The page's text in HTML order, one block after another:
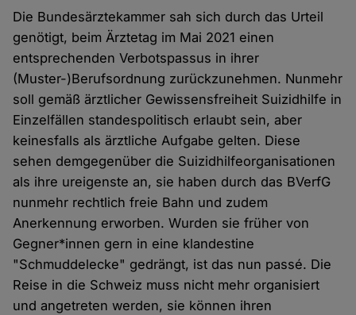
Die Bundesärztekammer sah sich durch das Urteil
genötigt, beim Ärztetag im Mai 2021 einen
entsprechenden Verbotspassus in ihrer
(Muster-)Berufsordnung zurückzunehmen. Nunmehr
soll gemäß ärztlicher Gewissensfreiheit Suizidhilfe in
Einzelfällen standespolitisch erlaubt sein, aber
keinesfalls als ärztliche Aufgabe gelten. Diese
sehen demgegenüber die Suizidhilfeorganisationen
als ihre ureigenste an, sie haben durch das BVerfG
nunmehr rechtlich freie Bahn und zudem
Anerkennung erworben. Wurden sie früher von
Gegner*innen gern in eine klandestine
"Schmuddelecke" gedrängt, ist das nun passé. Die
Reise in die Schweiz muss nicht mehr organisiert
und angetreten werden, sie können ihren